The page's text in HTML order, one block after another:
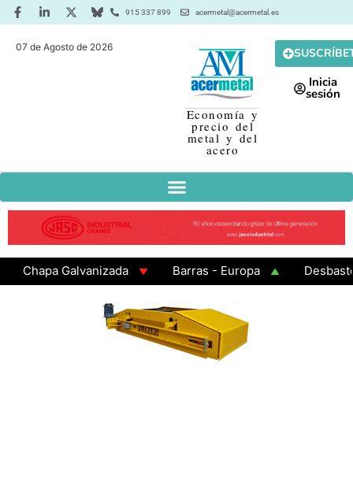
915 337 899 acermetal@acermetal.es
07 de Agosto de 2026
Economía y
precio del
metal y del
acero
Inicia
sesión
Galvanizada Barras - Europa
Desbaste -